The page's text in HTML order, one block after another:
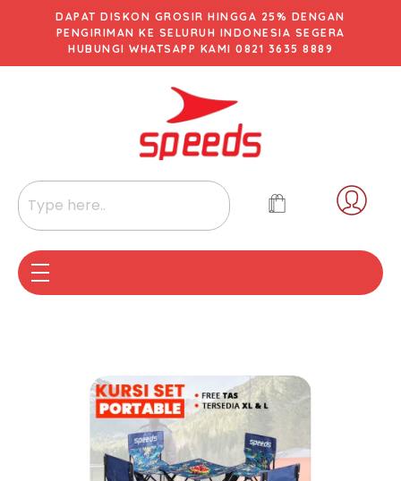
DAPAT DISKON GROSIR HINGGA 25% DENGAN
PENGIRIMAN KE SELURUH INDONESIA SEGERA
HUBUNGI WHATSAPP KAMI 0821 3635 8889